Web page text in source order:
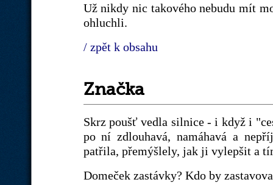
Už nikdy nic takového nebudu mít
ohluchli.
/ zpět k obsahu
Značka
Skrz poušť vedla silnice - i když i
po ní zdlouhavá, namáhavá a
patřila, přemýšlely, jak ji vylepšit a
Domeček zastávky? Kdo by